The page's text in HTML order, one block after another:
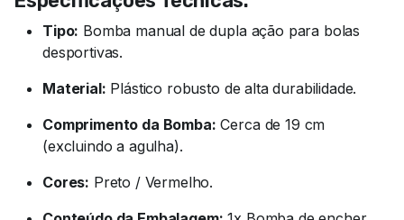
Tipo: Bomba manual de dupla ação para bolas
desportivas.
Material: Plástico robusto de alta durabilidade.
Comprimento da Bomba: Cerca de 19 cm
(excluindo a agulha).
Cores: Preto / Vermelho.